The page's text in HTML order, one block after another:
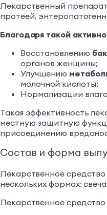
Лекарственный
протеей,
Благодаря такой
Восстановлению
органов женщины;
Улучшению
молочной кислоты;
Нормализации
Такая эффективность
местную защитную
присоединению
Состав и форма
Лекарственное средство
нескольких формах:
Лекарственное